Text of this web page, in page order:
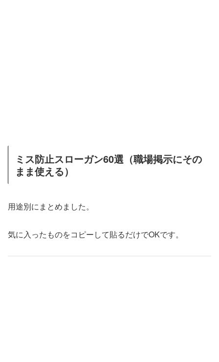
ミス防止スローガン60選（職場掲示にその
まま使える）
用途別にまとめました。
気に入ったものをコピーして貼るだけでOKです。